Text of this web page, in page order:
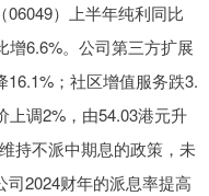
）上半年纯利同比
增6.6%。公司第三方扩展
；社区增值服务跌3.
上调2%，由54.03港元升
持不派中期息的政策，未
2024财年的派息率提高